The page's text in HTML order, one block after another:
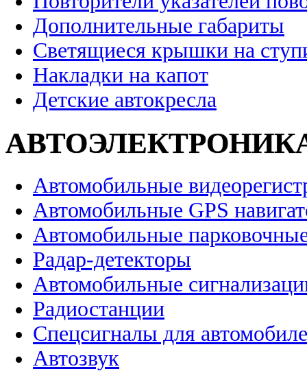
Дополнительные габариты
Светящиеся крышки на
Накладки на капот
Детские автокресла
Автомобильные
Автомобильные GPS
Автомобильные
Радар-детекторы
Автомобильные
Радиостанции
Спецсигналы для
Автозвук